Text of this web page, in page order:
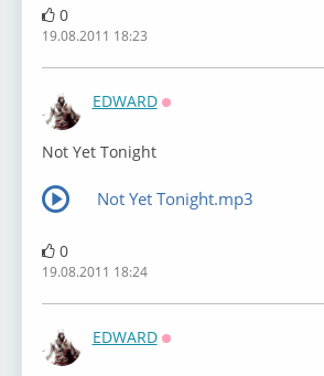
0
19.08.2011 18:23
EDWARD
Not Yet Tonight
Not Yet Tonight.mp3
0
19.08.2011 18:24
EDWARD